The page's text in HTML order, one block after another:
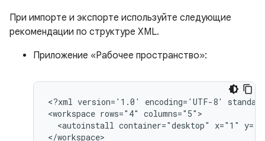
При импорте и экспорте используйте следующие
рекомендации по структуре XML.
Приложение «Рабочее пространство»:
<?xml version='1.0' encoding='UTF-8'
<workspace rows="4"
<autoinstall container="desktop" x="1"